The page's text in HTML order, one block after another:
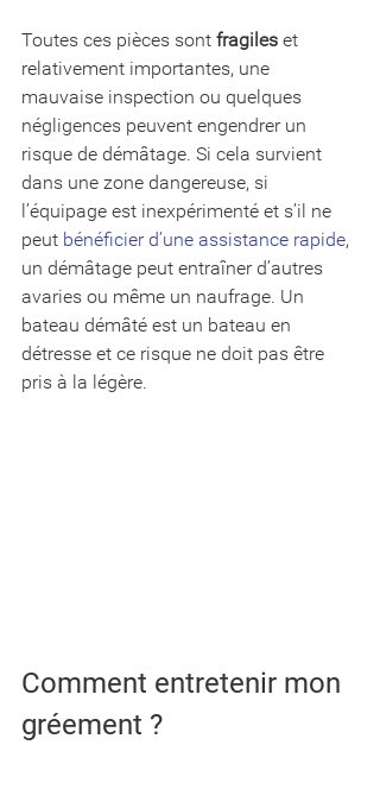
Toutes ces pièces sont fragiles et
relativement importantes, une
mauvaise inspection ou quelques
négligences peuvent engendrer un
risque de démâtage. Si cela survient
dans une zone dangereuse, si
l’équipage est inexpérimenté et s’il ne
peut bénéficier d’une assistance rapide,
un démâtage peut entraîner d’autres
avaries ou même un naufrage. Un
bateau démâté est un bateau en
détresse et ce risque ne doit pas être
pris à la légère.
Comment entretenir mon
gréement ?